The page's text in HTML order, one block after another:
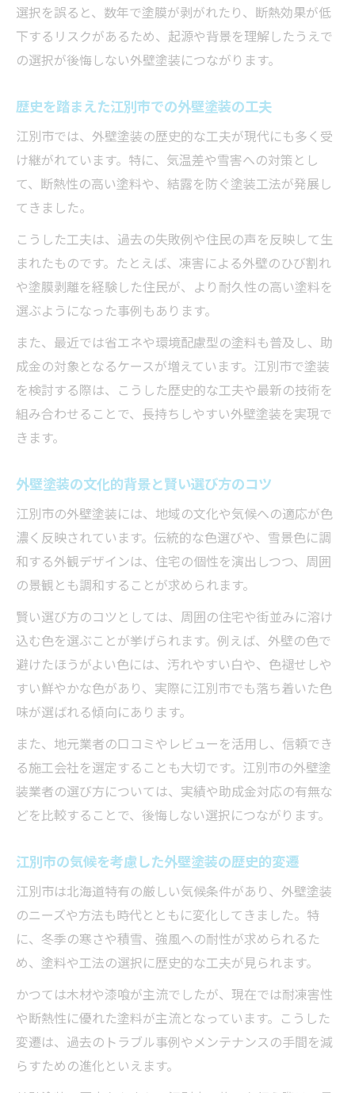
外壁塗装の助成金手続きをスムーズに進め
る方法
江別市の助成金利用で後悔しない外壁塗装
外壁塗装助成金の申請条件と活用のコツ
外壁塗装色選びで後悔しないための実践アドバ
イス
外壁塗装でおすすめの色と避けたい色の特
徴
経年劣化に強い外壁塗装の色選びポイント
外壁塗装の色選びで後悔しない実践的な注
意点
江別市の気候に適した外壁塗装色の選び方
外壁塗装で美観と耐久性を両立させる色選
び
助成金や相場から読み解く江別市の外壁塗装
外壁塗装の費用相場と助成金活用のポイン
江別市で外壁塗装費用を抑えるための助成
外壁塗装相場を理解し賢く助成金を使う方
法
江別市での外壁塗装費用の内訳と助成金の
外壁塗装費用相場を参考に予算計画を立て
るコツ
長持ちする外壁塗装を江別市で実現する方法
外壁塗装の耐久性を高める江別市での工夫
外壁塗装のメンテナンスで資産価値を維持
江別市の気候を考慮した外壁塗装の秘訣
外壁塗装で長期的に美観を保つポイント
選択を誤ると、数年で塗膜が剥がれたり、断熱効果が低
下するリスクがあるため、起源や背景を理解したうえで
の選択が後悔しない外壁塗装につながります。
歴史を踏まえた江別市での外壁塗装の工夫
江別市では、外壁塗装の歴史的な工夫が現代にも多く受
け継がれています。特に、気温差や雪害への対策とし
て、断熱性の高い塗料や、結露を防ぐ塗装工法が発展し
てきました。
こうした工夫は、過去の失敗例や住民の声を反映して生
まれたものです。たとえば、凍害による外壁のひび割れ
や塗膜剥離を経験した住民が、より耐久性の高い塗料を
選ぶようになった事例もあります。
また、最近では省エネや環境配慮型の塗料も普及し、助
成金の対象となるケースが増えています。江別市で塗装
を検討する際は、こうした歴史的な工夫や最新の技術を
組み合わせることで、長持ちしやすい外壁塗装を実現で
きます。
外壁塗装の文化的背景と賢い選び方のコツ
江別市の外壁塗装には、地域の文化や気候への適応が色
濃く反映されています。伝統的な色選びや、雪景色に調
和する外観デザインは、住宅の個性を演出しつつ、周囲
の景観とも調和することが求められます。
賢い選び方のコツとしては、周囲の住宅や街並みに溶け
込む色を選ぶことが挙げられます。例えば、外壁の色で
避けたほうがよい色には、汚れやすい白や、色褪せしや
すい鮮やかな色があり、実際に江別市でも落ち着いた色
味が選ばれる傾向にあります。
また、地元業者の口コミやレビューを活用し、信頼でき
る施工会社を選定することも大切です。江別市の外壁塗
装業者の選び方については、実績や助成金対応の有無な
どを比較することで、後悔しない選択につながります。
江別市の気候を考慮した外壁塗装の歴史的変遷
江別市は北海道特有の厳しい気候条件があり、外壁塗装
のニーズや方法も時代とともに変化してきました。特
に、冬季の寒さや積雪、強風への耐性が求められるた
め、塗料や工法の選択に歴史的な工夫が見られます。
かつては木材や漆喰が主流でしたが、現在では耐凍害性
や断熱性に優れた塗料が主流となっています。こうした
変遷は、過去のトラブル事例やメンテナンスの手間を減
らすための進化といえます。